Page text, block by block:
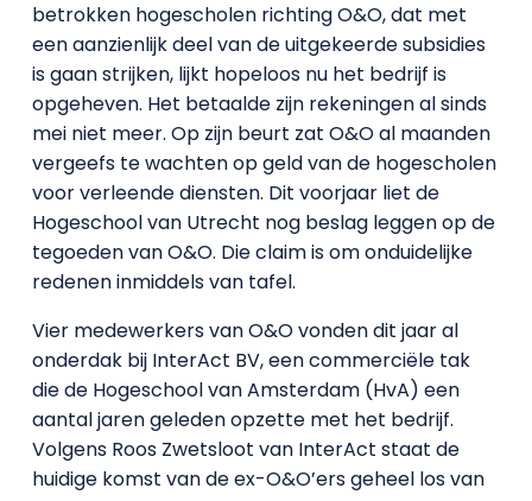
betrokken hogescholen richting O&O, dat met
een aanzienlijk deel van de uitgekeerde subsidies
is gaan strijken, lijkt hopeloos nu het bedrijf is
opgeheven. Het betaalde zijn rekeningen al sinds
mei niet meer. Op zijn beurt zat O&O al maanden
vergeefs te wachten op geld van de hogescholen
voor verleende diensten. Dit voorjaar liet de
Hogeschool van Utrecht nog beslag leggen op de
tegoeden van O&O. Die claim is om onduidelijke
redenen inmiddels van tafel.
Vier medewerkers van O&O vonden dit jaar al
onderdak bij InterAct BV, een commerciële tak
die de Hogeschool van Amsterdam (HvA) een
aantal jaren geleden opzette met het bedrijf.
Volgens Roos Zwetsloot van InterAct staat de
huidige komst van de ex-O&O’ers geheel los van